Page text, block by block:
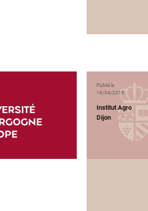
Publié le
16/04/2019
Institut Agro
Dijon